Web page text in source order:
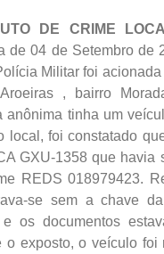
DE CRIME
de 04 de Setembro de
Militar foi acionada
, bairro
anônima tinha um
local, foi constatado
GXU-1358 que havia
REDS 018979423.
se sem a chave
os documentos
o exposto, o veículo foi